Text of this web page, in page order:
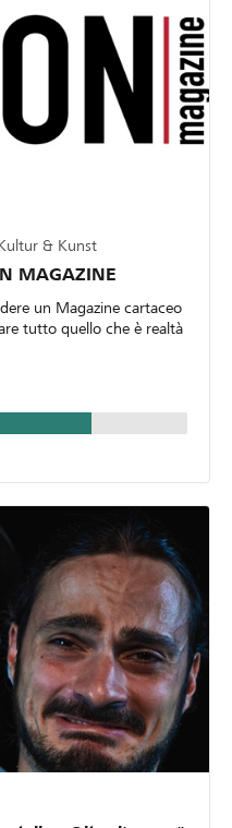
& Kunst
MAGAZINE
un Magazine cartaceo
tutto quello che è realtà